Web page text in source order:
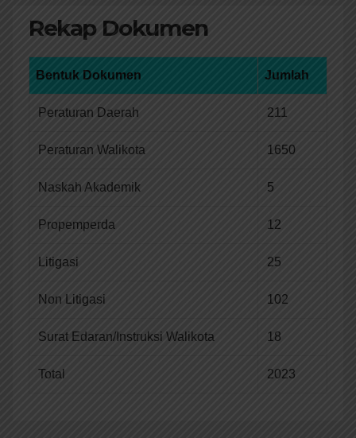
Rekap Dokumen
Bentuk Dokumen Jumlah
Peraturan Daerah 211
Peraturan Walikota 1650
Naskah Akademik 5
Propemperda 12
Litigasi 25
Non Litigasi 102
Surat Edaran/Instruksi Walikota 18
Total 2023